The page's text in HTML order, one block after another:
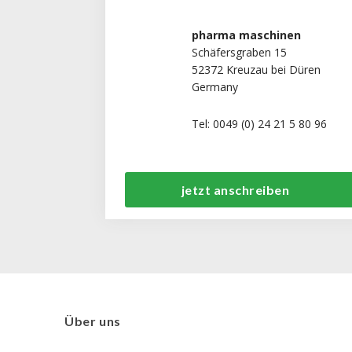
pharma maschinen
Schäfersgraben 15
52372 Kreuzau bei Düren
Germany
Tel: 0049 (0) 24 21 5 80 96
jetzt anschreiben
Über uns